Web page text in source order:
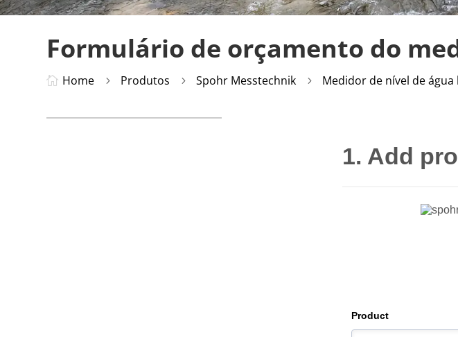
Formulário de orçamento do
 Home 5 Produtos 5 Spohr Messtechnik 5 Medidor de nível de água